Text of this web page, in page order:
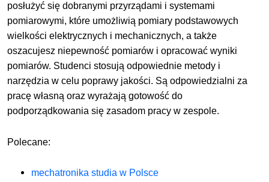
posłużyć się dobranymi przyrządami i systemami
pomiarowymi, które umożliwią pomiary podstawowych
wielkości elektrycznych i mechanicznych, a także
oszacujesz niepewność pomiarów i opracować wyniki
pomiarów. Studenci stosują odpowiednie metody i
narzędzia w celu poprawy jakości. Są odpowiedzialni za
pracę własną oraz wyrażają gotowość do
podporządkowania się zasadom pracy w zespole.
Polecane:
mechatronika studia w Polsce